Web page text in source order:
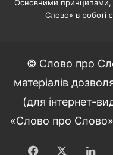
Основними принципами,
Слово» в роботі є
© Слово про
матеріалів
(для інтернет-
«Слово про
Facebook